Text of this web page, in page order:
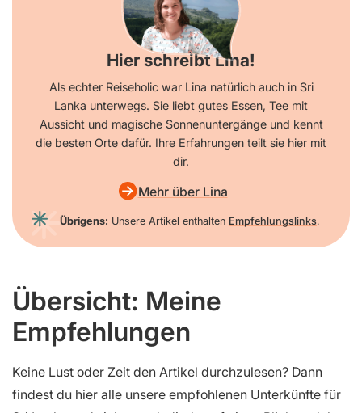
Hier schreibt Lina!
Als echter Reiseholic war Lina natürlich auch in Sri
Lanka unterwegs. Sie liebt gutes Essen, Tee mit
Aussicht und magische Sonnenuntergänge und kennt
die besten Orte dafür. Ihre Erfahrungen teilt sie hier mit
dir.
Mehr über Lina
Übrigens: Unsere Artikel enthalten Empfehlungslinks.
Übersicht: Meine
Empfehlungen
Keine Lust oder Zeit den Artikel durchzulesen? Dann
findest du hier alle unsere empfohlenen Unterkünfte für